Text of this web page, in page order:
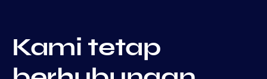
Kami tetap